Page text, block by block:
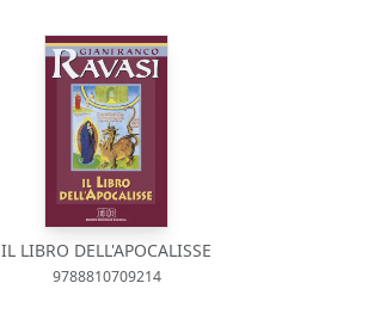
IL LIBRO DELL'APOCALISSE
9788810709214